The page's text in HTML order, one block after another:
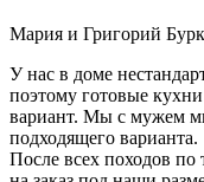
Мария и Григорий
У нас в доме
поэтому готовые
вариант. Мы с мужем
подходящего варианта.
После всех походов